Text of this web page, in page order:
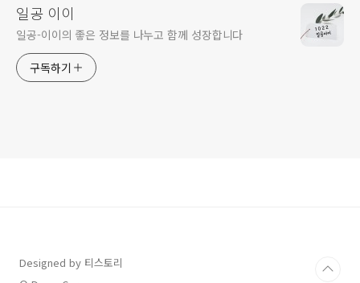
일공 이이
일공-이이의 좋은 정보를 나누고 함께 성장합니다
구독하기
Designed by 티스토리